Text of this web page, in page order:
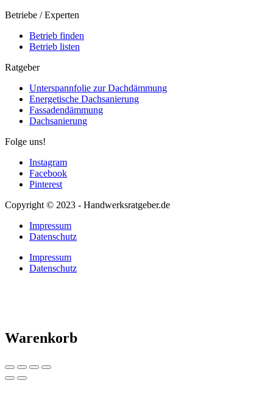
Betriebe / Experten
Betrieb finden
Betrieb listen
Ratgeber
Unterspannfolie zur Dachdämmung
Energetische Dachsanierung
Fassadendämmung
Dachsanierung
Folge uns!
Instagram
Facebook
Pinterest
Copyright © 2023 - Handwerksratgeber.de
Impressum
Datenschutz
Impressum
Datenschutz
Warenkorb